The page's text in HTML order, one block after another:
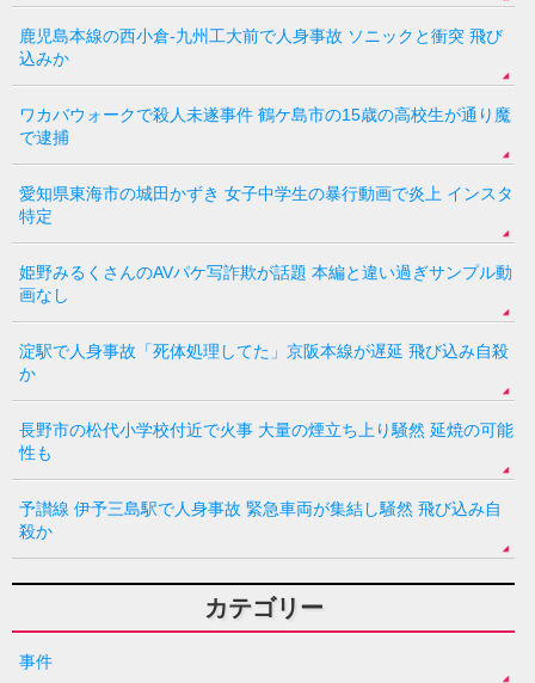
鹿児島本線の西小倉-九州工大前で人身事故 ソニックと衝突 飛び
込みか
ワカバウォークで殺人未遂事件 鶴ケ島市の15歳の高校生が通り魔
で逮捕
愛知県東海市の城田かずき 女子中学生の暴行動画で炎上 インスタ
特定
姫野みるくさんのAVパケ写詐欺が話題 本編と違い過ぎサンプル動
画なし
淀駅で人身事故「死体処理してた」京阪本線が遅延 飛び込み自殺
か
長野市の松代小学校付近で火事 大量の煙立ち上り騒然 延焼の可能
性も
予讃線 伊予三島駅で人身事故 緊急車両が集結し騒然 飛び込み自
殺か
カテゴリー
事件